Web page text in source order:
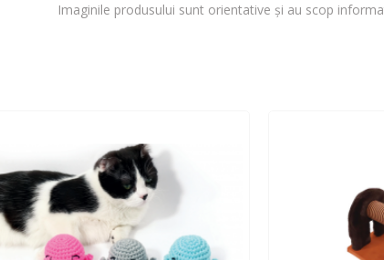
Imaginile produsului sunt orientative și au scop